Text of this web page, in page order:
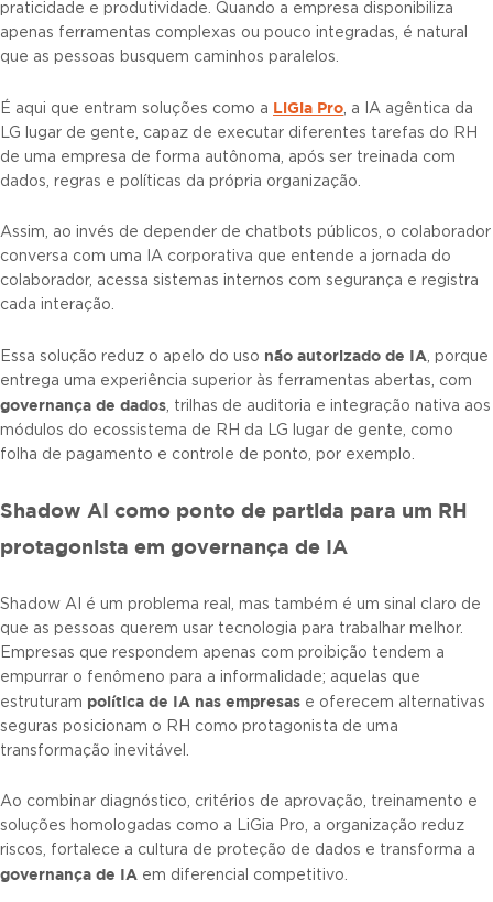
praticidade e produtividade. Quando a empresa disponibiliza
apenas ferramentas complexas ou pouco integradas, é natural
que as pessoas busquem caminhos paralelos.
É aqui que entram soluções como a LiGia Pro, a IA agêntica da
LG lugar de gente, capaz de executar diferentes tarefas do RH
de uma empresa de forma autônoma, após ser treinada com
dados, regras e políticas da própria organização.
Assim, ao invés de depender de chatbots públicos, o colaborador
conversa com uma IA corporativa que entende a jornada do
colaborador, acessa sistemas internos com segurança e registra
cada interação.
Essa solução reduz o apelo do uso não autorizado de IA, porque
entrega uma experiência superior às ferramentas abertas, com
governança de dados, trilhas de auditoria e integração nativa aos
módulos do ecossistema de RH da LG lugar de gente, como
folha de pagamento e controle de ponto, por exemplo.
Shadow AI como ponto de partida para um RH
protagonista em governança de IA
Shadow AI é um problema real, mas também é um sinal claro de
que as pessoas querem usar tecnologia para trabalhar melhor.
Empresas que respondem apenas com proibição tendem a
empurrar o fenômeno para a informalidade; aquelas que
estruturam política de IA nas empresas e oferecem alternativas
seguras posicionam o RH como protagonista de uma
transformação inevitável.
Ao combinar diagnóstico, critérios de aprovação, treinamento e
soluções homologadas como a LiGia Pro, a organização reduz
riscos, fortalece a cultura de proteção de dados e transforma a
governança de IA em diferencial competitivo.